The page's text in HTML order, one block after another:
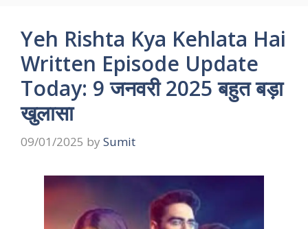
Yeh Rishta Kya Kehlata Hai
Written Episode Update
Today: 9 जनवरी 2025 बहुत बड़ा
खुलासा
09/01/2025 by Sumit